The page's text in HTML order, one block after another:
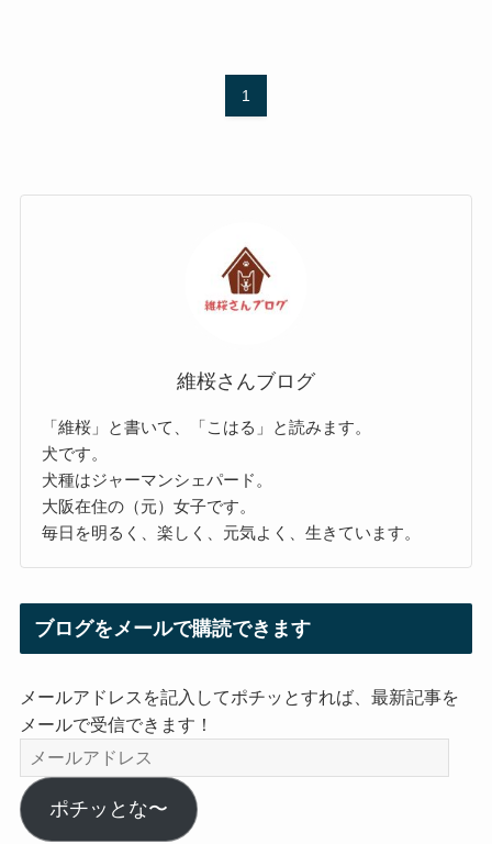
1
維桜さんブログ
「維桜」と書いて、「こはる」と読みます。
犬です。
犬種はジャーマンシェパード。
大阪在住の（元）女子です。
毎日を明るく、楽しく、元気よく、生きています。
ブログをメールで購読できます
メールアドレスを記入してポチッとすれば、最新記事を
メールで受信できます！
メ
ー
ル
ア
ポチッとな〜